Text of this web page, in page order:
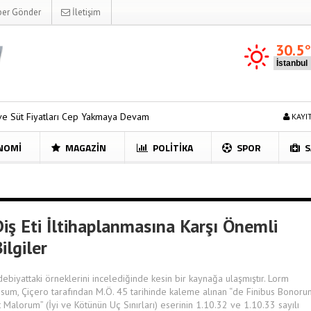
Gönder İletişim
30.5
Cep Yakmaya Devam Ediyor Sosyal Medyanın Yeni Çılgınlığına
MAGAZIN POLITIKA SPOR
Eti İltihaplanmasına Karşı Önemli
örneklerini incelediğinde kesin bir kaynağa ulaşmıştır. Lorm
Çiçero tarafından M.Ö. 45 tarihinde kaleme alınan “de Finibus
Malorum” (İyi ve Kötünün Uç Sınırları) eserinin 1.10.32 ve 1.10.33 sayılı